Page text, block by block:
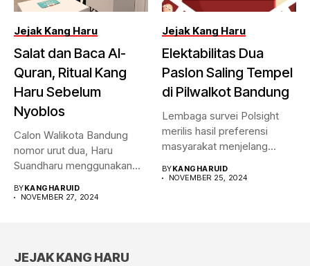
Jejak Kang Haru
Salat dan Baca Al-
Quran, Ritual Kang
Haru Sebelum
Nyoblos
Calon Walikota Bandung
nomor urut dua, Haru
Suandharu menggunakan
BYKANGHARUID
NOVEMBER 27, 2024
Jejak Kang Haru
Elektabilitas Dua
Paslon Saling Tempel
di Pilwalkot Bandung
Lembaga survei Polsight
merilis hasil preferensi
masyarakat menjelang
Hasilnya,...
BYKANGHARUID
NOVEMBER 25, 2024
JEJAK KANG HARU